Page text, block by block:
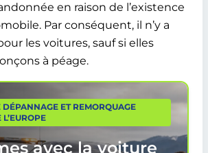
en raison de l’existence
Par conséquent, il n’y a
les voitures, sauf si elles
à péage.
ET REMORQUAGE
avec la voiture